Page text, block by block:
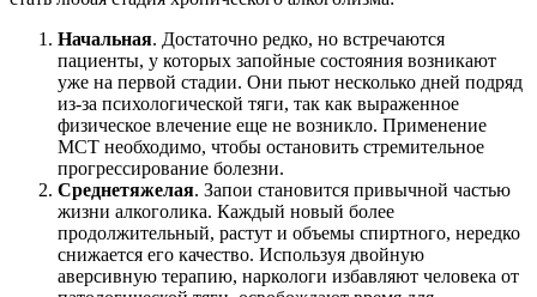
Начальная. Достаточно редко, но встречаются
пациенты, у которых запойные состояния возникают
уже на первой стадии. Они пьют несколько дней подряд
из-за психологической тяги, так как выраженное
физическое влечение еще не возникло. Применение
МСТ необходимо, чтобы остановить стремительное
прогрессирование болезни.
Среднетяжелая. Запои становится привычной частью
жизни алкоголика. Каждый новый более
продолжительный, растут и объемы спиртного, нередко
снижается его качество. Используя двойную
аверсивную терапию, наркологи избавляют человека от